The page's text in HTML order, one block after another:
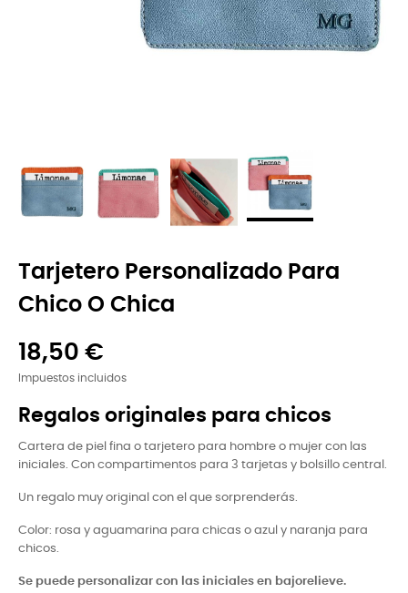
Tarjetero Personalizado Para
Chico O Chica
18,50 €
Impuestos incluidos
Regalos originales para chicos
Cartera de piel fina o tarjetero para hombre o mujer con las
iniciales. Con compartimentos para 3 tarjetas y bolsillo central.
Un regalo muy original con el que sorprenderás.
Color: rosa y aguamarina para chicas o azul y naranja para
chicos.
Se puede personalizar con las iniciales en bajorelieve.